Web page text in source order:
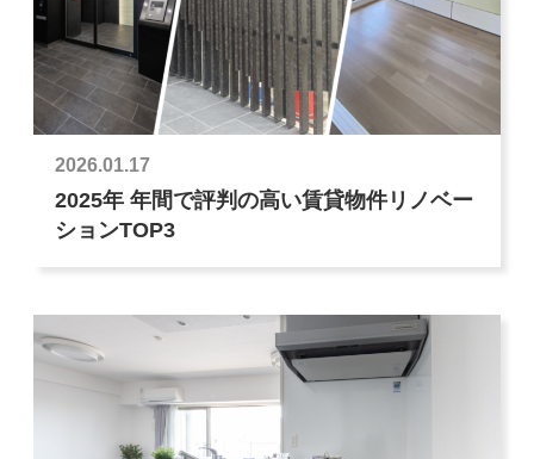
2026.01.17
2025年 年間で評判の高い賃貸物件リノベー
ションTOP3